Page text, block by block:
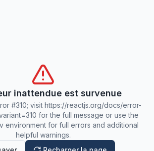
inattendue est survenue
#310; visit https://reactjs.org/docs/error-
for the full message or use the
environment for full errors and additional
helpful warnings.